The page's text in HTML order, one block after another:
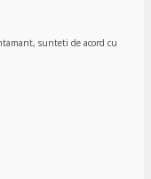
sunteti de acord cu